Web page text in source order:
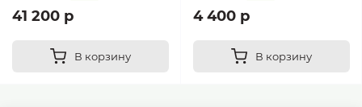
41 200 р
В корзину
4 400 р
В корзину